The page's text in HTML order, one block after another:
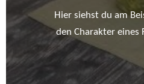
Hier siehst du am
den Charakter eines